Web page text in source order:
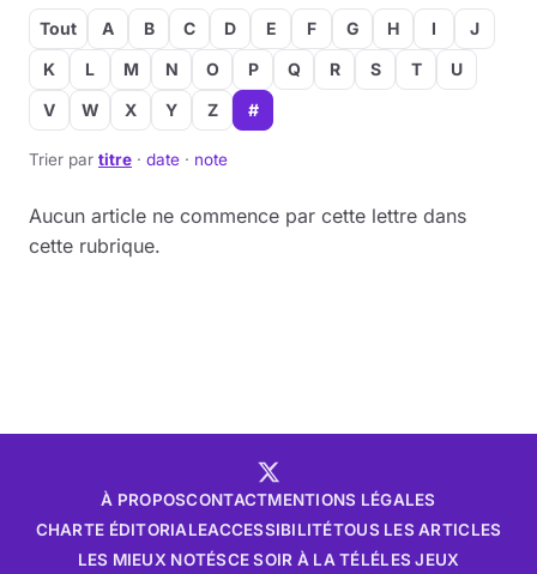
Tout A B C D E F G H I
J
K
L M N O P Q R S T
U
V
W X Y Z #
Trier par titre · date · note
Aucun article ne commence par cette lettre dans
cette rubrique.
À PROPOSCONTACTMENTIONS LÉGALES
CHARTE ÉDITORIALEACCESSIBILITÉTOUS LES ARTICLES
LES MIEUX NOTÉSCE SOIR À LA TÉLÉLES JEUX